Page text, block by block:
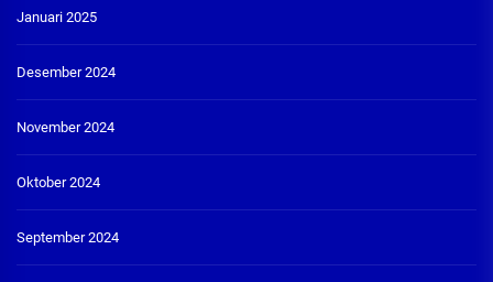
Januari 2025
Desember 2024
November 2024
Oktober 2024
September 2024